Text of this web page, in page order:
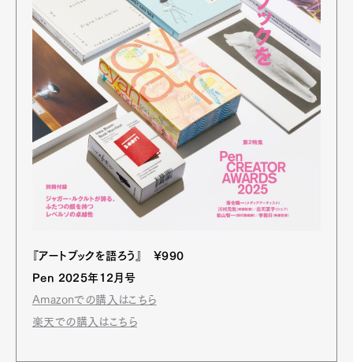
『アートブックを語ろう』 ¥990
Pen 2025年12月号
Amazonでの購入はこちら
楽天での購入はこちら